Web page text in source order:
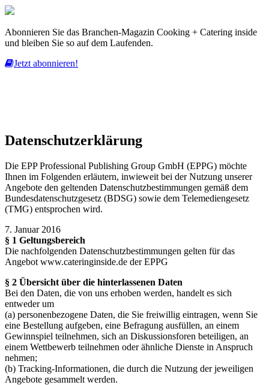
Abonnieren Sie das Branchen-Magazin Cooking + Catering inside
und bleiben Sie so auf dem Laufenden.
Jetzt abonnieren!
Datenschutzerklärung
Die EPP Professional Publishing Group GmbH (EPPG) möchte
Ihnen im Folgenden erläutern, inwieweit bei der Nutzung unserer
Angebote den geltenden Datenschutzbestimmungen gemäß dem
Bundesdatenschutzgesetz (BDSG) sowie dem Telemediengesetz
(TMG) entsprochen wird.
7. Januar 2016
§ 1 Geltungsbereich
Die nachfolgenden Datenschutzbestimmungen gelten für das
Angebot www.cateringinside.de der EPPG
§ 2 Übersicht über die hinterlassenen Daten
Bei den Daten, die von uns erhoben werden, handelt es sich
entweder um
(a) personenbezogene Daten, die Sie freiwillig eintragen, wenn Sie
eine Bestellung aufgeben, eine Befragung ausfüllen, an einem
Gewinnspiel teilnehmen, sich an Diskussionsforen beteiligen, an
einem Wettbewerb teilnehmen oder ähnliche Dienste in Anspruch
nehmen;
(b) Tracking-Informationen, die durch die Nutzung der jeweiligen
Angebote gesammelt werden.